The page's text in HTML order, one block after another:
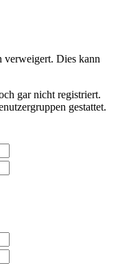
verweigert. Dies kann
gar nicht registriert.
gestattet.